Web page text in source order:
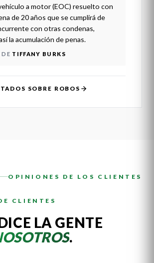
a motor (EOC) resuelto con
de 20 años que se cumplirá de
con otras condenas,
la acumulación de penas.
DE TIFFANY BURKS
SOBRE ROBOS
OPINIONES DE LOS CLIENTES
CLIENTES
LA GENTE
.